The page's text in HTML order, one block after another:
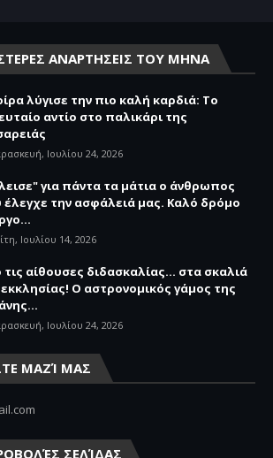
ΑΝΑΡΤΗΣΕΙΣ ΤΟΥ ΜΗΝΑ
λύγισε την πιο καλή καρδιά: Το
αντίο στο παλικάρι της
Ιουλίου 24, 2026
για πάντα τα μάτια ο άνθρωπος
την ασφάλειά μας. Καλό δρόμο
Ιουλίου 14, 2026
αίθουσες διδασκαλίας… στα σκαλιά
Ο αστρονομικός γάμος της
Ιουλίου 24, 2026
ΜΑΖΊ ΜΑΣ
ΣΕΛΊΔΑΣ